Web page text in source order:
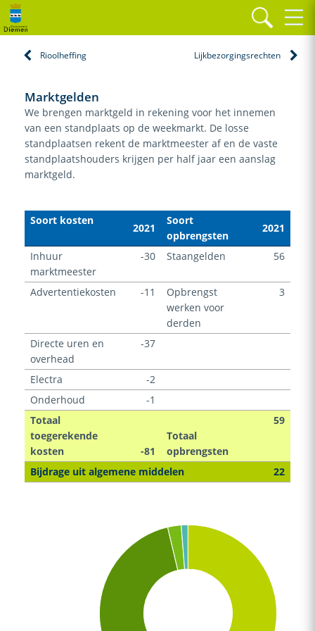
Home
Rioolheffing Lijkbezorgingsrechten
Marktgelden
We brengen marktgeld in rekening voor het innemen
van een standplaats op de weekmarkt. De losse
standplaatsen rekent de marktmeester af en de vaste
standplaatshouders krijgen per half jaar een aanslag
marktgeld.
Soort kosten
2021
Soort
opbrengsten
2021
Inhuur
marktmeester
-30 Staangelden 56
Advertentiekosten -11
Opbrengst
werken voor
derden
3
Directe uren en
overhead
-37
Electra
-2
Onderhoud
-1
Totaal
toegerekende
kosten
-81
Totaal
opbrengsten
59
Bijdrage uit algemene middelen 22